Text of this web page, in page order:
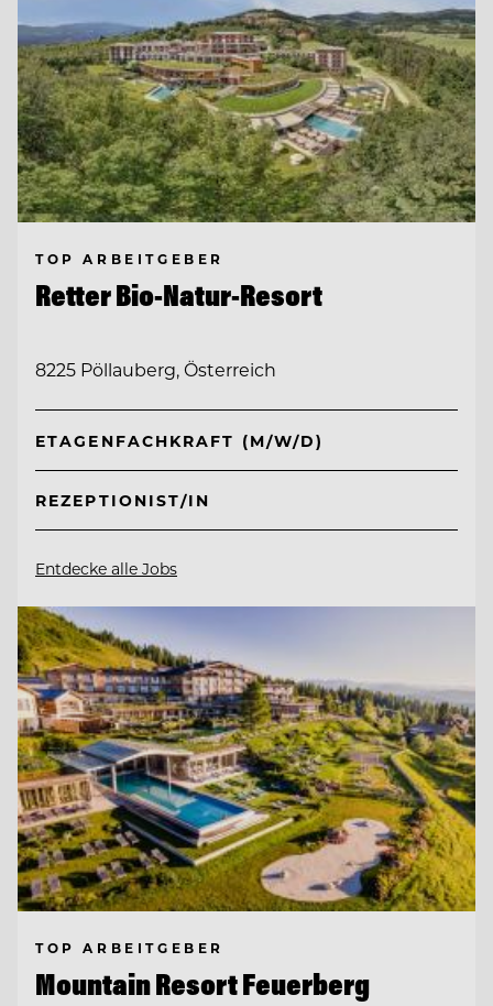
TOP ARBEITGEBER
Retter Bio-Natur-Resort
8225 Pöllauberg, Österreich
ETAGENFACHKRAFT (M/W/D)
REZEPTIONIST/IN
Entdecke alle Jobs
TOP ARBEITGEBER
Mountain Resort Feuerberg